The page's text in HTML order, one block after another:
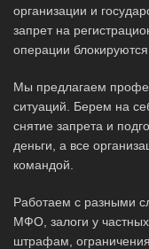
организации и
запрет на
операции блокируются.
Мы предлагаем
ситуаций. Берем на
снятие запрета и
деньги, а все
командой.
Работаем с разными
МФО, залоги у
штрафам,